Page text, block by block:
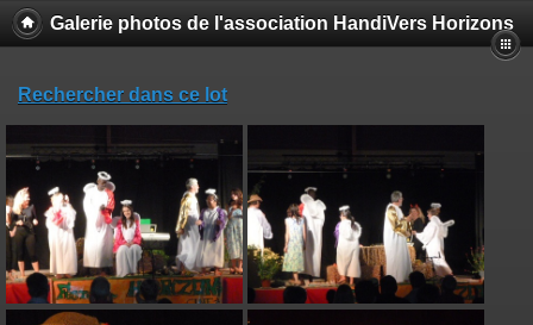
Galerie photos de l'association HandiVers Horizons
Rechercher dans ce lot